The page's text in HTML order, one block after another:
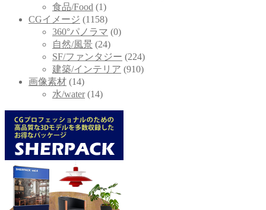
食品/Food (1)
CGイメージ (1158)
360°パノラマ (0)
自然/風景 (24)
SF/ファンタジー (224)
建築/インテリア (910)
画像素材 (14)
水/water (14)